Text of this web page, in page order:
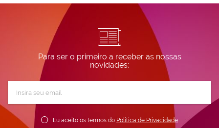
Para ser o primeiro a receber as nossas
novidades:
Newsletter:
Eu aceito os termos do Política de Privacidade